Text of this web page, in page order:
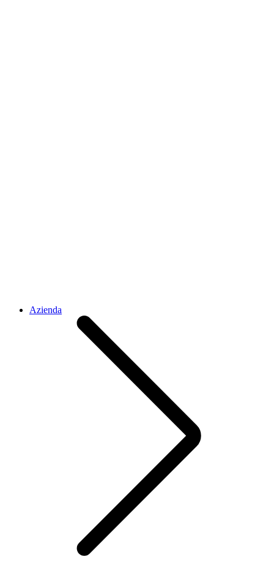
Azienda